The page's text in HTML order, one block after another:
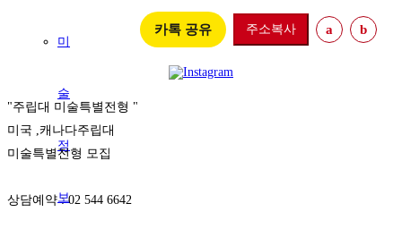
미
술
정
보
카톡 공유 주소복사 a b
"주립대 미술특별전형 "
미국 ,캐나다주립대
미술특별전형 모집
상담예약 : 02 544 6642